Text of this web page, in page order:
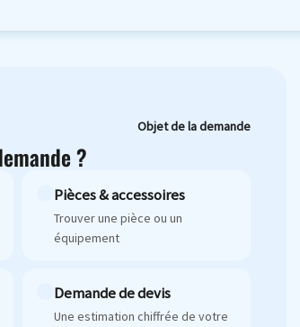
Objet de la demande
?
Pièces & accessoires
Trouver une pièce ou un
équipement
Demande de devis
Une estimation chiffrée de votre